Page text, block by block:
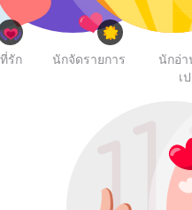
รัก นักจัดรายการ
นักอ่า
เ